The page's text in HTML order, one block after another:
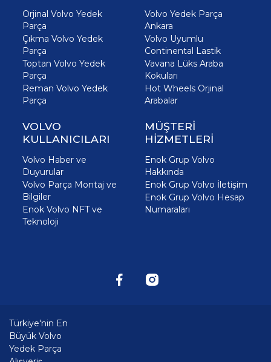
Orjinal Volvo Yedek
Parça
Çıkma Volvo Yedek
Parça
Toptan Volvo Yedek
Parça
Reman Volvo Yedek
Parça
Volvo Yedek Parça
Ankara
Volvo Uyumlu
Continental Lastik
Vavana Lüks Araba
Kokuları
Hot Wheels Orjinal
Arabalar
VOLVO
KULLANICILARI
Volvo Haber ve
Duyurular
Volvo Parça Montaj ve
Bilgiler
Enok Volvo NFT ve
Teknoloji
MÜŞTERİ
HİZMETLERİ
Enok Grup Volvo
Hakkında
Enok Grup Volvo İletişim
Enok Grup Volvo Hesap
Numaraları
Türkiye'nin En
Büyük Volvo
Yedek Parça